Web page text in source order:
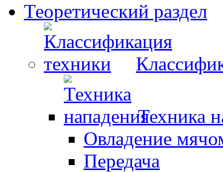
Теоретический раздел
Техника
Овладение
Передача